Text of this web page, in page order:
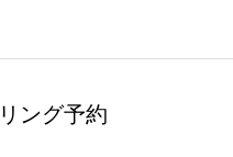
ング予約